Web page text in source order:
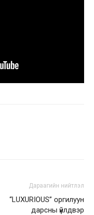
Дараагийн нийтлэл
“LUXURIOUS” оргилуун
дарсны үйлдвэр